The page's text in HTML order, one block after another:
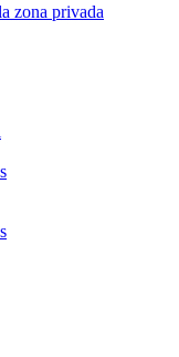
zona privada